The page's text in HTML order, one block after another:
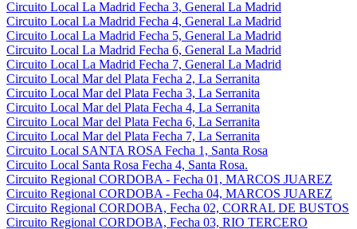
Circuito Local La Madrid Fecha 3, General La Madrid
Circuito Local La Madrid Fecha 4, General La Madrid
Circuito Local La Madrid Fecha 5, General La Madrid
Circuito Local La Madrid Fecha 6, General La Madrid
Circuito Local La Madrid Fecha 7, General La Madrid
Circuito Local Mar del Plata Fecha 2, La Serranita
Circuito Local Mar del Plata Fecha 3, La Serranita
Circuito Local Mar del Plata Fecha 4, La Serranita
Circuito Local Mar del Plata Fecha 6, La Serranita
Circuito Local Mar del Plata Fecha 7, La Serranita
Circuito Local SANTA ROSA Fecha 1, Santa Rosa
Circuito Local Santa Rosa Fecha 4, Santa Rosa.
Circuito Regional CORDOBA - Fecha 01, MARCOS JUAREZ
Circuito Regional CORDOBA - Fecha 04, MARCOS JUAREZ
Circuito Regional CORDOBA, Fecha 02, CORRAL DE BUSTOS
Circuito Regional CORDOBA, Fecha 03, RIO TERCERO